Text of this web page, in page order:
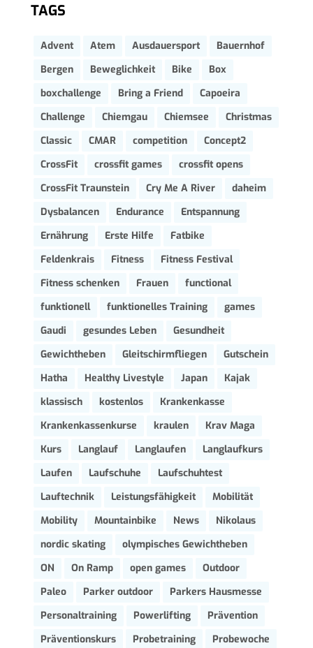
TAGS
Advent Atem Ausdauersport
Bauernhof
Bergen
Beweglichkeit Bike
Box
boxchallenge
Bring a Friend
Capoeira
Challenge
Chiemgau Chiemsee
Christmas
Classic
CMAR competition
Concept2
CrossFit
crossfit games
crossfit opens
CrossFit Traunstein
Cry Me A River
daheim
Dysbalancen
Endurance
Entspannung
Ernährung
Erste Hilfe
Fatbike
Feldenkrais
Fitness
Fitness Festival
Fitness schenken
Frauen
functional
funktionell
funktionelles Training
games
Gaudi
gesundes Leben
Gesundheit
Gewichtheben
Gleitschirmfliegen
Gutschein
Hatha
Healthy Livestyle Japan
Kajak
klassisch
kostenlos
Krankenkasse
Krankenkassenkurse
kraulen
Krav Maga
Kurs
Langlauf Langlaufen
Langlaufkurs
Laufen
Laufschuhe
Laufschuhtest
Lauftechnik
Leistungsfähigkeit
Mobilität
Mobility
Mountainbike News
Nikolaus
nordic skating
olympisches Gewichtheben
ON
On Ramp open games
Outdoor
Paleo
Parker outdoor
Parkers Hausmesse
Personaltraining
Powerlifting
Prävention
Präventionskurs
Probetraining
Probewoche